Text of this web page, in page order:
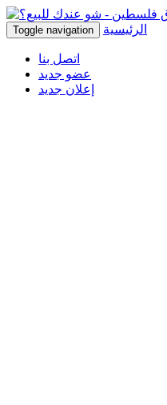
Toggle navigation الرئيسية
اتصل بنا
عضو جديد
إعلان جديد